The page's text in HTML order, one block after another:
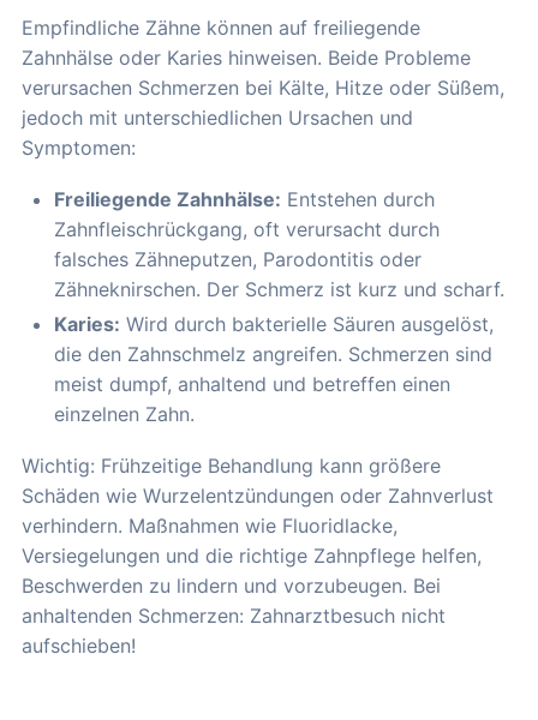
Empfindliche Zähne können auf freiliegende
Zahnhälse oder Karies hinweisen. Beide Probleme
verursachen Schmerzen bei Kälte, Hitze oder Süßem,
jedoch mit unterschiedlichen Ursachen und
Symptomen:
Freiliegende Zahnhälse: Entstehen durch
Zahnfleischrückgang, oft verursacht durch
falsches Zähneputzen, Parodontitis oder
Zähneknirschen. Der Schmerz ist kurz und scharf.
Karies: Wird durch bakterielle Säuren ausgelöst,
die den Zahnschmelz angreifen. Schmerzen sind
meist dumpf, anhaltend und betreffen einen
einzelnen Zahn.
Wichtig: Frühzeitige Behandlung kann größere
Schäden wie Wurzelentzündungen oder Zahnverlust
verhindern. Maßnahmen wie Fluoridlacke,
Versiegelungen und die richtige Zahnpflege helfen,
Beschwerden zu lindern und vorzubeugen. Bei
anhaltenden Schmerzen: Zahnarztbesuch nicht
aufschieben!